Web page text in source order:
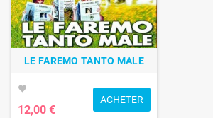
LE FAREMO TANTO MALE
favorite
12,00 €
ACHETER